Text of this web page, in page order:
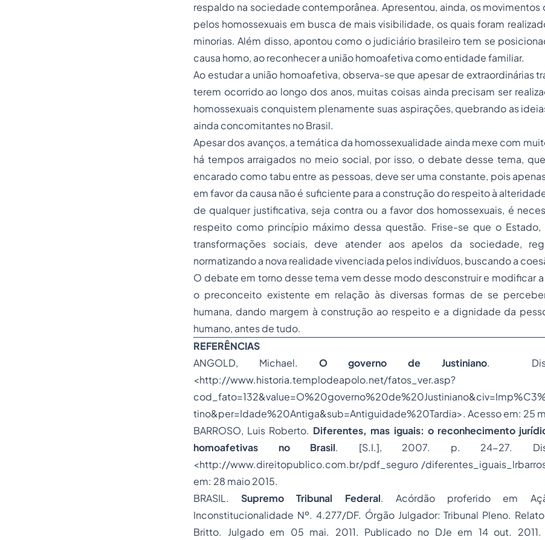
respaldo na sociedade contemporânea. Apresentou, ainda, os
pelos homossexuais em busca de mais visibilidade, os quais foram
minorias. Além disso, apontou como o judiciário brasileiro tem se
causa homo, ao reconhecer a união homoafetiva como entidade familiar.
Ao estudar a união homoafetiva, observa-se que apesar de extraordinárias
terem ocorrido ao longo dos anos, muitas coisas ainda precisam ser
homossexuais conquistem plenamente suas aspirações, quebrando as
ainda concomitantes no Brasil.
Apesar dos avanços, a temática da homossexualidade ainda mexe com
há tempos arraigados no meio social, por isso, o debate desse tema,
encarado como tabu entre as pessoas, deve ser uma constante, pois
em favor da causa não é suficiente para a construção do respeito à
de qualquer justificativa, seja contra ou a favor dos homossexuais, é
respeito como princípio máximo dessa questão. Frise-se que o
transformações sociais, deve atender aos apelos da sociedade,
normatizando a nova realidade vivenciada pelos indivíduos, buscando a
O debate em torno desse tema vem desse modo desconstruir e modificar
o preconceito existente em relação às diversas formas de se
humana, dando margem à construção ao respeito e a dignidade da
humano, antes de tudo.
REFERÊNCIAS
ANGOLD, Michael. O governo de Justiniano.
<http://www.historia.templodeapolo.net/fatos_ver.asp?
tino&per=Idade%20Antiga&sub=Antiguidade%20Tardia>. Acesso em: 25
BARROSO, Luis Roberto. Diferentes, mas iguais: o reconhecimento
homoafetivas no Brasil. [S.I.], 2007. p. 24-27.
<http://www.direitopublico.com.br/pdf_seguro /
em: 28 maio 2015.
BRASIL.Supremo Tribunal Federal. Acórdão proferido em
Inconstitucionalidade Nº. 4.277/DF. Órgão Julgador: Tribunal Pleno.
Britto. Julgado em 05 mai. 2011. Publicado no DJe em 14 out. 2011.